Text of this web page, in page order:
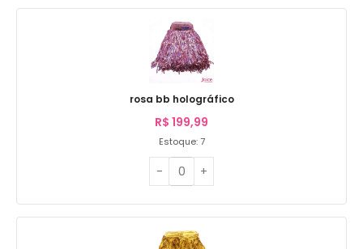
rosa bb holográfico
R$ 199,99
Estoque: 7